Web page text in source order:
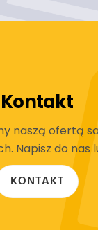
Kontakt
naszą ofertą
Napisz do nas
KONTAKT